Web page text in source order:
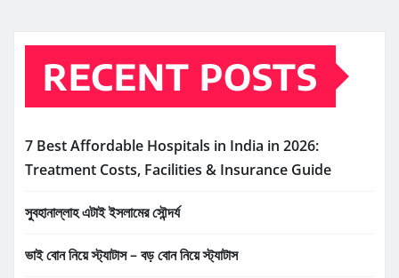
RECENT POSTS
7 Best Affordable Hospitals in India in 2026:
Treatment Costs, Facilities & Insurance Guide
সুবহানাল্লাহ এটাই ইসলামের সৌন্দর্য
ভাই বোন নিয়ে স্ট্যাটাস – বড় বোন নিয়ে স্ট্যাটাস